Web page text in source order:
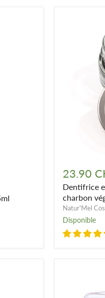
en
poudre
au
charbon
végétal
-
sans
23.90
Dentifrice
charbon
Natur'Mel
Disponible